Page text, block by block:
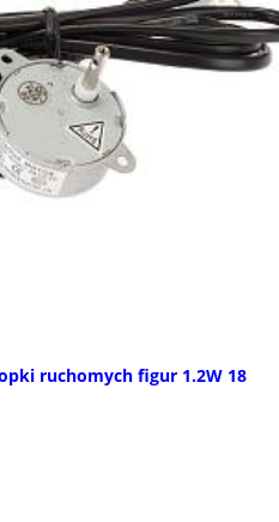
ruchomych figur 1.2W 18